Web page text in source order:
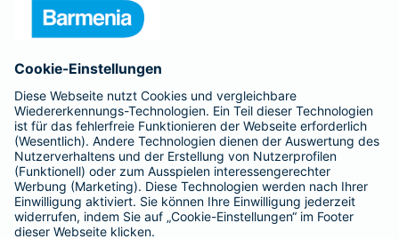
Barmenia ist Teil der BarmeniaGothaer
BELIEBTE SEITEN
Kranken-Zusatzversicherung
Tierversicherungen
Haftpflichtversicherung
Hausratversicherung